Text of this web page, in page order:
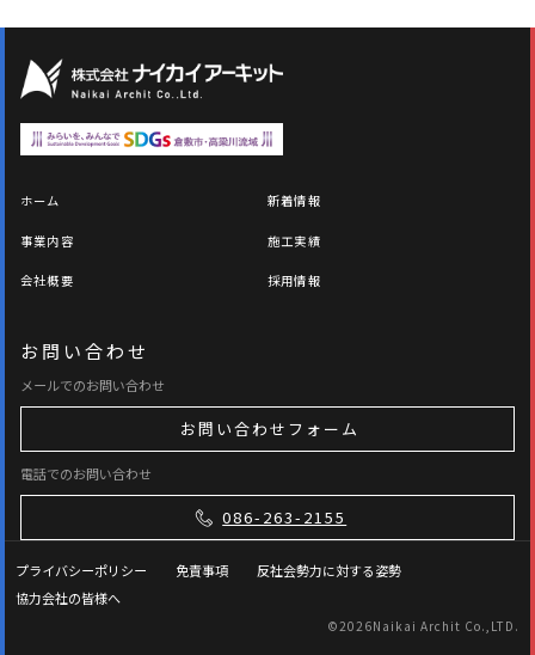
ホーム 新着情報
事業内容 施工実績
会社概要 採用情報
お問い合わせ
メールでのお問い合わせ
お問い合わせフォーム
電話でのお問い合わせ
086-263-2155
プライバシーポリシー 免責事項
反社会勢力に対する姿勢
協力会社の皆様へ
©2026Naikai Archit Co.,LTD.